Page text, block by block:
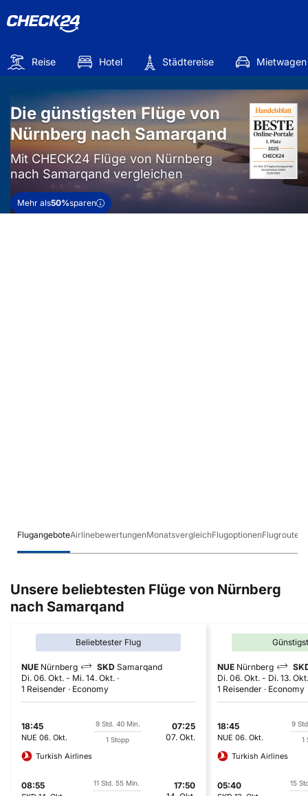
Reise Hotel Städtereise Mietwagen
Die günstigsten Flüge von
Nürnberg nach Samarqand
Mit CHECK24 Flüge von Nürnberg
nach Samarqand vergleichen
Mehr als50%sparen
FlugangeboteAirlinebewertungenMonatsvergleichFlugoptionenFlugrouten
Unsere beliebtesten Flüge von Nürnberg
nach Samarqand
Beliebtester Flug
NUE Nürnberg SKD Samarqand
Di. 06. Okt. - Mi. 14. Okt.
1 Reisender
Economy
18:45
NUE 06. Okt.
9 Std. 40 Min.
1 Stopp
07:25
07. Okt.
Turkish Airlines
08:55
11 Std. 55 Min.
17:50
NUE Nürnberg
Di. 06. Okt. - Di. 13. Okt.
1 Reisender
Economy
18:45
NUE 06. Okt.
9
1
Turkish Airlines
05:40
15